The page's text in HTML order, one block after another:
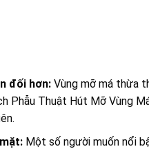
đối hơn: Vùng mỡ má thừa
Phẫu Thuật Hút Mỡ Vùng
Một số người muốn nổi